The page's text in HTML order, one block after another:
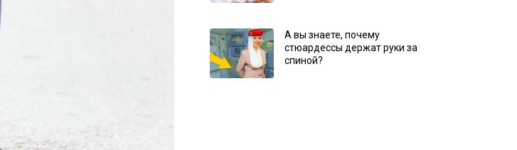
А вы знаете, почему
стюардессы держат руки за
спиной?